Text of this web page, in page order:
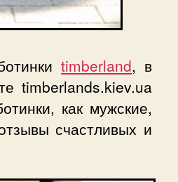
timberland, в
timberlands.kiev.ua
как мужские,
счастливых и